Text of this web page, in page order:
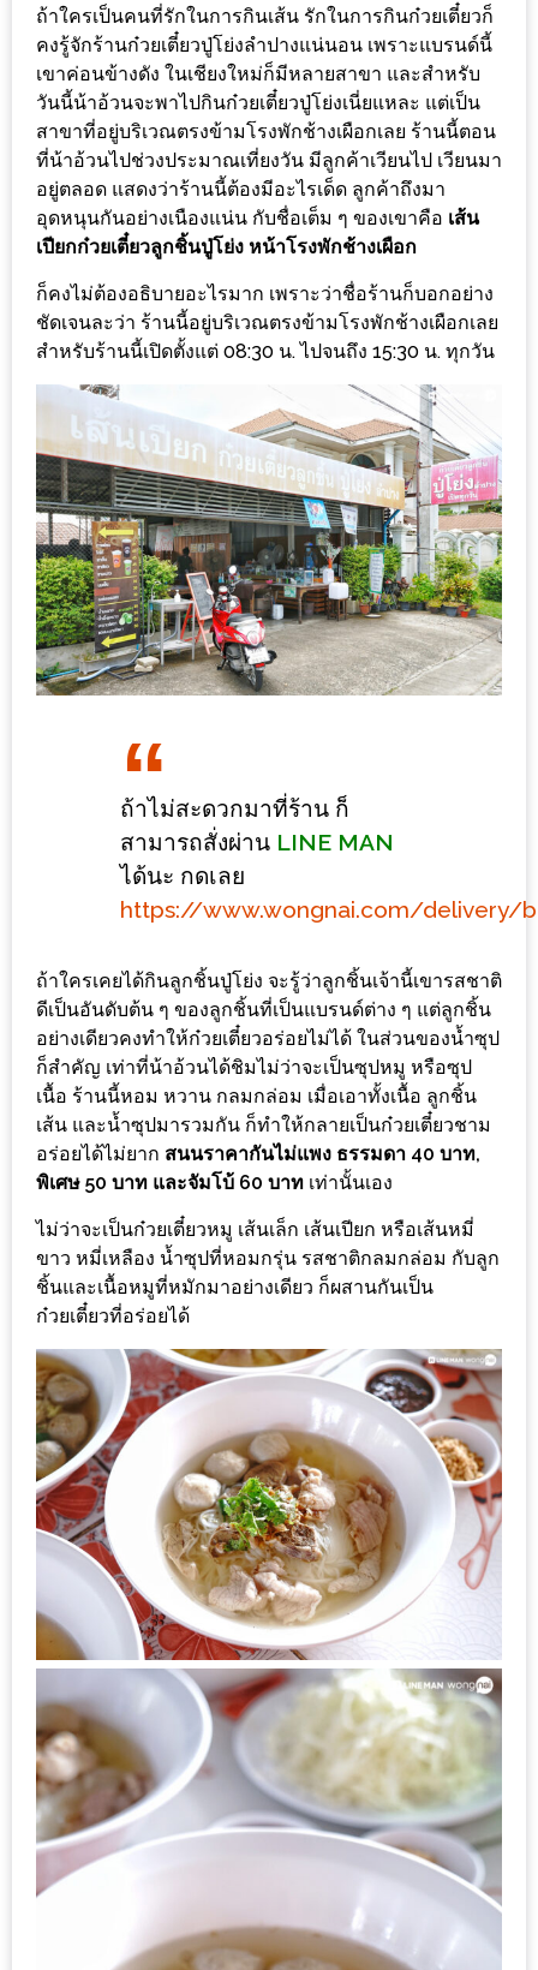
FESTIVAL
10
ร้าน
พ่อ
ค้า
แซ่บ
แม่ค้า
สวย
ร้าน
รวย
เสน่ห์
ของ
เชียงใหม่
ที่
ต้อง
ไป
ลอง
16
ร้าน
ต้อง
มา
ลอง
ถนน
คน
วัน
อาทิตย์
ท่าแพ
เชียงใหม่
CART
DRAFT
–
บาร์บีคิว
สาว
เหนือ
กับ
สลัด
บ้านนา
เมนู
เด็ด
จาก
ANNA
ที่
เอาชนะ
ใจ
กรรมการ
ถ้าใครเป็นคนที่รักในการกินเส้น รักในการกินก๋วยเตี๋ยวก็
คงรู้จักร้านก๋วยเตี๋ยวปู่โย่งลำปางแน่นอน เพราะแบรนด์นี้
เขาค่อนข้างดัง ในเชียงใหม่ก็มีหลายสาขา และสำหรับ
วันนี้น้าอ้วนจะพาไปกินก๋วยเตี๋ยวปู่โย่งเนี่ยแหละ แต่เป็น
สาขาที่อยู่บริเวณตรงข้ามโรงพักช้างเผือกเลย ร้านนี้ตอน
ที่น้าอ้วนไปช่วงประมาณเที่ยงวัน มีลูกค้าเวียนไป เวียนมา
อยู่ตลอด แสดงว่าร้านนี้ต้องมีอะไรเด็ด ลูกค้าถึงมา
อุดหนุนกันอย่างเนืองแน่น กับชื่อเต็ม ๆ ของเขาคือ เส้น
เปียกก๋วยเตี๋ยวลูกชิ้นปู่โย่ง หน้าโรงพักช้างเผือก
ก็คงไม่ต้องอธิบายอะไรมาก เพราะว่าชื่อร้านก็บอกอย่าง
ชัดเจนละว่า ร้านนี้อยู่บริเวณตรงข้ามโรงพักช้างเผือกเลย
สำหรับร้านนี้เปิดตั้งแต่ 08:30 น. ไปจนถึง 15:30 น. ทุกวัน
ถ้าไม่สะดวกมาที่ร้าน ก็
สามารถสั่งผ่าน LINE MAN
ได้นะ กดเลย
https://www.wongnai.com/delivery/
ถ้าใครเคยได้กินลูกชิ้นปู่โย่ง จะรู้ว่าลูกชิ้นเจ้านี้เขารสชาติ
ดีเป็นอันดับต้น ๆ ของลูกชิ้นที่เป็นแบรนด์ต่าง ๆ แต่ลูกชิ้น
อย่างเดียวคงทำให้ก๋วยเตี๋ยวอร่อยไม่ได้ ในส่วนของน้ำซุป
ก็สำคัญ เท่าที่น้าอ้วนได้ชิมไม่ว่าจะเป็นซุปหมู หรือซุป
เนื้อ ร้านนี้หอม หวาน กลมกล่อม เมื่อเอาทั้งเนื้อ ลูกชิ้น
เส้น และน้ำซุปมารวมกัน ก็ทำให้กลายเป็นก๋วยเตี๋ยวชาม
อร่อยได้ไม่ยาก สนนราคากันไม่แพง ธรรมดา 40 บาท,
พิเศษ 50 บาท และจัมโบ้ 60 บาท เท่านั้นเอง
ไม่ว่าจะเป็นก๋วยเตี๋ยวหมู เส้นเล็ก เส้นเปียก หรือเส้นหมี่
ขาว หมี่เหลือง น้ำซุปที่หอมกรุ่น รสชาติกลมกล่อม กับลูก
ชิ้นและเนื้อหมูที่หมักมาอย่างเดียว ก็ผสานกันเป็น
ก๋วยเตี๋ยวที่อร่อยได้